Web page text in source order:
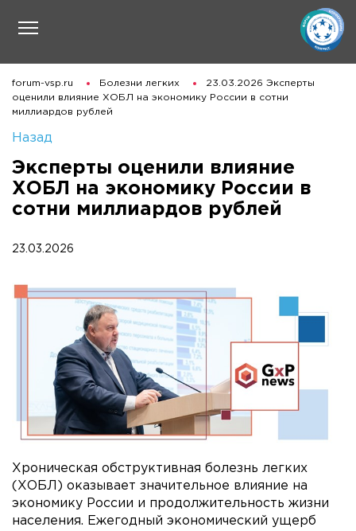
forum-vsp.ru Болезни легких
23.03.2026 Эксперты
оценили влияние ХОБЛ на экономику России в сотни
миллиардов рублей
Назад
Эксперты оценили влияние
ХОБЛ на экономику России в
сотни миллиардов рублей
23.03.2026
Хроническая обструктивная болезнь легких
(ХОБЛ) оказывает значительное влияние на
экономику России и продолжительность жизни
населения. Ежегодный экономический ущерб